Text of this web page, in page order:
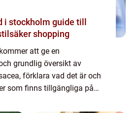
guide till
shopping
att ge en
grundlig översikt av
förklara vad det är och
som finns tillgängliga på